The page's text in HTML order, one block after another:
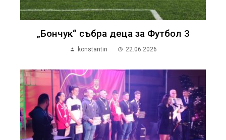
„Бончук“ събра деца за Футбол 3
konstantin 22.06.2026